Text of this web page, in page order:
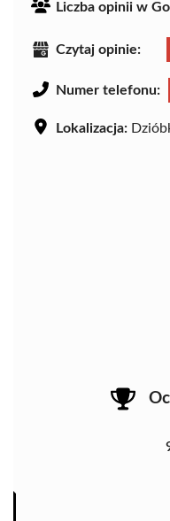
Liczba opinii w
Czytaj opinie:
Numer telefonu:
Lokalizacja: